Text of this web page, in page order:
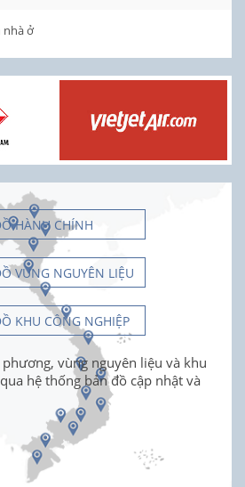
nhà ở
HÀNH CHÍNH
VÙNG NGUYÊN LIỆU
KHU CÔNG NGHIỆP
vùng nguyên liệu và khu
hệ thống bản đồ cập nhật và